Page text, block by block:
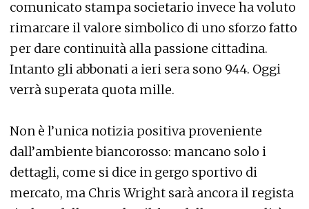
comunicato stampa societario invece ha voluto
rimarcare il valore simbolico di uno sforzo fatto
per dare continuità alla passione cittadina.
Intanto gli abbonati a ieri sera sono 944. Oggi
verrà superata quota mille.
Non è l’unica notizia positiva proveniente
dall’ambiente biancorosso: mancano solo i
dettagli, come si dice in gergo sportivo di
mercato, ma Chris Wright sarà ancora il regista